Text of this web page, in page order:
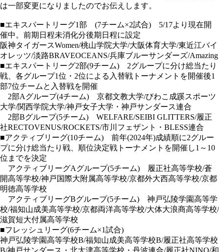
は一部変更になりましたのでお伝えします。
■エキスパートリーグ1部 (7チーム×2試合) 5/17より現在開
催中。前期日程未消化分後期日程に設定
阪神タイガースWomen/桃山学院大学/大阪体育大学/東近江バイ
オレッツ/淡路BRAVEOCEANS/兵庫ブルーサンダーズ/Amazing
■エキスパートリーグ2部(9チーム) 2グループに分け総当たり
戦、各グループ1位・2位による入替戦トーナメントを開催後1
部7位チームと入替戦を開催
2部Aグループ(4チーム) 京都文教大学/びわこ成蹊スポーツ
大学/関西学院大学/神戸女子大学・神戸サンダース連合
2部Bグループ(5チーム) WELFARE/SEIBI GLITTERS/履正
社RECTOVENUS/ROCKETS/市川フェザント・BLESS連合
■アクティブリーグ(10チーム) 前年(2024年)成績順に2グルー
プに分け総当たり戦、順位決定戦トーナメントを開催し1～10
位までを決定
アクティブリーグAグループ(5チーム) 履正社高等学校/蒼
開高等学校/神戸国際大附属高等学校/京都外大西高等学校/京都
明徳高等学校
アクティブリーグBグループ(5チーム) 神戸弘陵学園高等学
校/福知山成美高等学校/京都両洋高等学校/大体大浪商高等学校/
滋賀短大付属高等学校
■フレッシュリーグ(6チーム×1試合)
神戸弘陵学園高等学校B/福知山成美高等学校B/履正社高等学校
B/神戸サンダース・北大津高等学校・丹波連合/履正社NINO/和